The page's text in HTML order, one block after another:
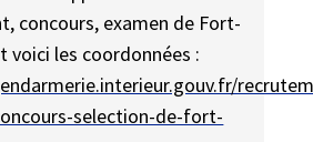
concours, examen de Fort-
voici les coordonnées :
selection-de-fort-